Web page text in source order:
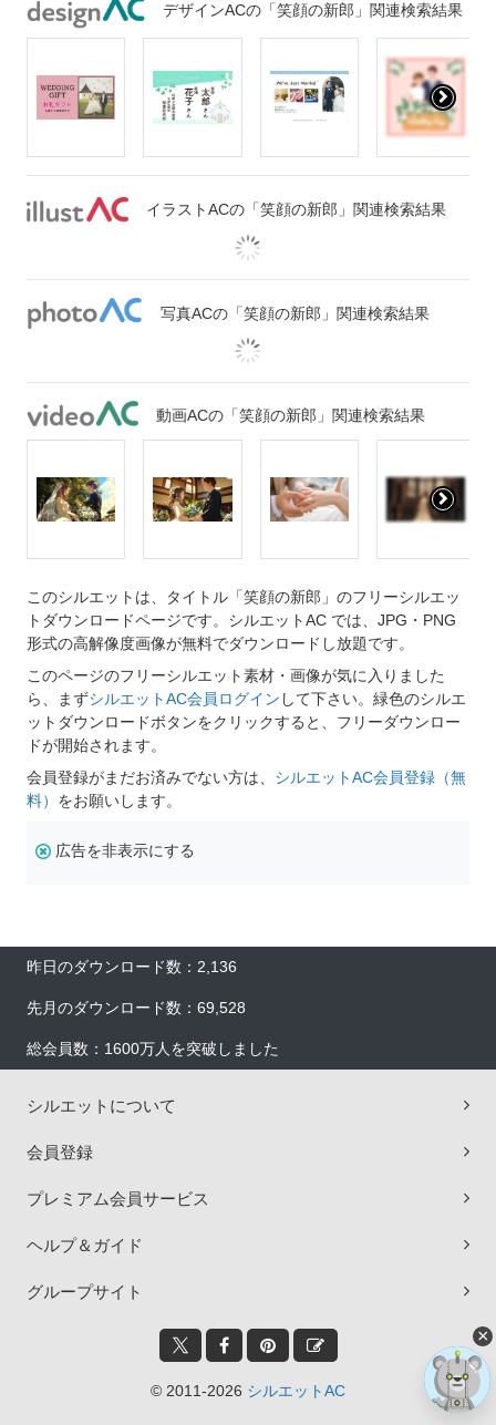
デザインACの「笑顔の新郎」関連検索結果
イラストACの「笑顔の新郎」関連検索結果
写真ACの「笑顔の新郎」関連検索結果
動画ACの「笑顔の新郎」関連検索結果
このシルエットは、タイトル「笑顔の新郎」のフリーシルエッ
トダウンロードページです。シルエットAC では、JPG・PNG
形式の高解像度画像が無料でダウンロードし放題です。
このページのフリーシルエット素材・画像が気に入りました
ら、まずシルエットAC会員ログイン して下さい。緑色のシルエ
ットダウンロードボタンをクリックすると、フリーダウンロー
ドが開始されます。
会員登録がまだお済みでない方は、 シルエットAC会員登録（無
料） をお願いします。
広告を非表示にする
昨日のダウンロード数：2,136
先月のダウンロード数：69,528
総会員数：1600万人を突破しました
シルエットについて
会員登録
プレミアム会員サービス
ヘルプ＆ガイド
グループサイト
© 2011-2026 シルエットAC
×